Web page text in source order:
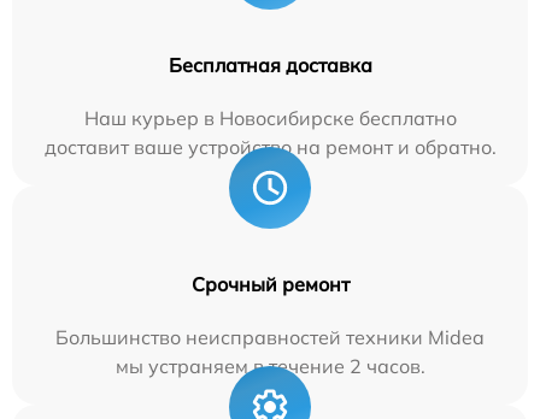
Бесплатная доставка
Наш курьер в Новосибирске бесплатно
доставит ваше устройство на ремонт и обратно.
Срочный ремонт
Большинство неисправностей техники Midea
мы устраняем в течение 2 часов.